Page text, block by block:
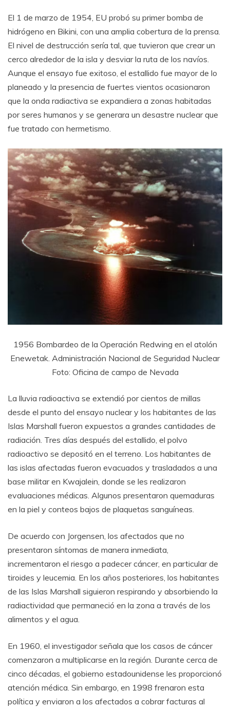
El 1 de marzo de 1954, EU probó su primer bomba de
hidrógeno en Bikini, con una amplia cobertura de la prensa.
El nivel de destrucción sería tal, que tuvieron que crear un
cerco alrededor de la isla y desviar la ruta de los navíos.
Aunque el ensayo fue exitoso, el estallido fue mayor de lo
planeado y la presencia de fuertes vientos ocasionaron
que la onda radiactiva se expandiera a zonas habitadas
por seres humanos y se generara un desastre nuclear que
fue tratado con hermetismo.
1956 Bombardeo de la Operación Redwing en el atolón
Enewetak. Administración Nacional de Seguridad Nuclear
Foto: Oficina de campo de Nevada
La lluvia radioactiva se extendió por cientos de millas
desde el punto del ensayo nuclear y los habitantes de las
Islas Marshall fueron expuestos a grandes cantidades de
radiación. Tres días después del estallido, el polvo
radioactivo se depositó en el terreno. Los habitantes de
las islas afectadas fueron evacuados y trasladados a una
base militar en Kwajalein, donde se les realizaron
evaluaciones médicas. Algunos presentaron quemaduras
en la piel y conteos bajos de plaquetas sanguíneas.
De acuerdo con Jorgensen, los afectados que no
presentaron síntomas de manera inmediata,
incrementaron el riesgo a padecer cáncer, en particular de
tiroides y leucemia. En los años posteriores, los habitantes
de las Islas Marshall siguieron respirando y absorbiendo la
radiactividad que permaneció en la zona a través de los
alimentos y el agua.
En 1960, el investigador señala que los casos de cáncer
comenzaron a multiplicarse en la región. Durante cerca de
cinco décadas, el gobierno estadounidense les proporcionó
atención médica. Sin embargo, en 1998 frenaron esta
política y enviaron a los afectados a cobrar facturas al